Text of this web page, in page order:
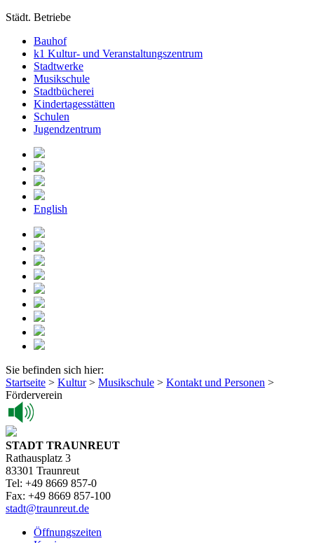
Städt. Betriebe
Bauhof
k1 Kultur- und Veranstaltungszentrum
Stadtwerke
Musikschule
Stadtbücherei
Kindertagesstätten
Schulen
Jugendzentrum
English
Sie befinden sich hier:
Startseite > Kultur> Musikschule > Kontakt und Personen >
Förderverein
STADT TRAUNREUT
Rathausplatz 3
83301 Traunreut
Tel: +49 8669 857-0
Fax: +49 8669 857-100
stadt@traunreut.de
Öffnungszeiten